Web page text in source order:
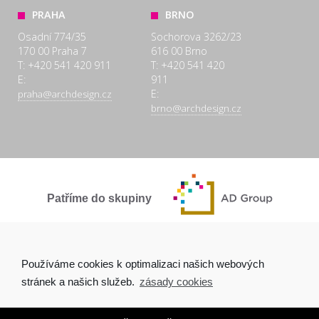
PRAHA
Osadní 774/35
170 00 Praha 7
T: +420 541 420 911
E:
praha@archdesign.cz
BRNO
Sochorova 3262/23
616 00 Brno
T: +420 541 420
911
E:
brno@archdesign.cz
Patříme do skupiny
Používáme cookies k optimalizaci našich webových
stránek a našich služeb. zásady cookies